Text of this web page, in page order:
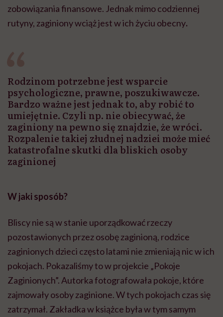
zobowiązania finansowe. Jednak mimo codziennej
rutyny, zaginiony wciąż jest w ich życiu obecny.
Rodzinom potrzebne jest wsparcie
psychologiczne, prawne, poszukiwawcze.
Bardzo ważne jest jednak to, aby robić to
umiejętnie. Czyli np. nie obiecywać, że
zaginiony na pewno się znajdzie, że wróci.
Rozpalenie takiej złudnej nadziei może mieć
katastrofalne skutki dla bliskich osoby
zaginionej
W jaki sposób?
Bliscy nie są w stanie uporządkować rzeczy
pozostawionych przez osobę zaginioną, rodzice
zaginionych dzieci często latami nie zmieniają nic w ich
pokojach. Pokazaliśmy to w projekcie „Pokoje
Zaginionych”. Autorka fotografowała pokoje, które
zajmowały osoby zaginione. W tych pokojach czas się
zatrzymał. Zakładka w książce była w tym samym